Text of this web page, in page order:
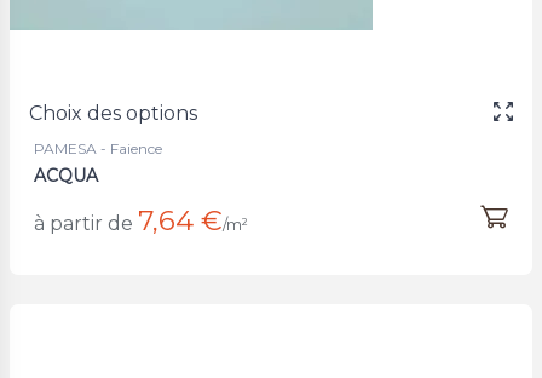
Choix des options
PAMESA - Faience
ACQUA
à partir de 7,64 €/m²